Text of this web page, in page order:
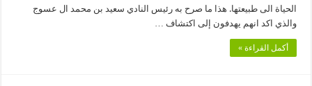
الحياة الى طبيعتها. هذا ما صرح به رئيس النادي سعيد بن محمد ال عسوج
والذي اكد انهم يهدفون إلى اكتشاف …
أكمل القراءة »